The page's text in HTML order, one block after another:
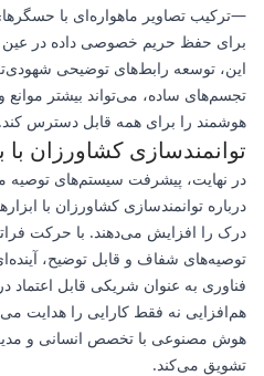
—ترکیب تصاویر ماهواره‌ای با
برای حفظ حریم خصوصی داده در عین
این، توسعه رابط‌های توضیحی
تجسم‌های ساده، می‌تواند بیشتر
هوشمند را برای همه قابل دسترس کند.
توانمندسازی کشاورزان
درباره توانمندسازی کشاورزان با
درک را افزایش می‌دهند. با حرکت
توصیه‌های شفاف و قابل توضیح،
فناوری به عنوان شریکی قابل
هم‌افزایی نه فقط کارایی را هدایت
هوش مصنوعی با تخصص انسانی و
تشویق می‌کند.